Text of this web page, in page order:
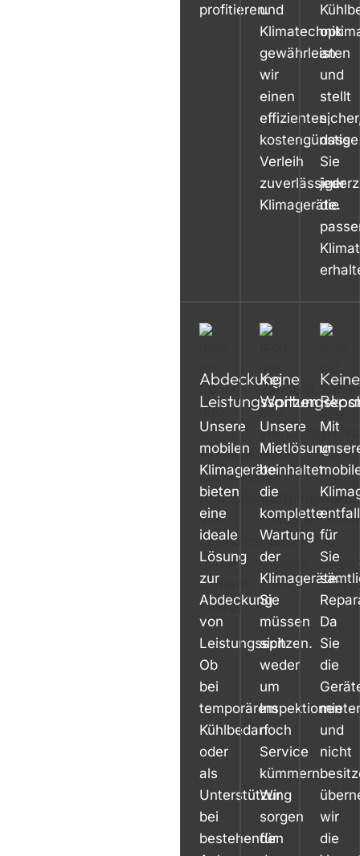
profitieren.und
Klimatechnik
gewährleisten
wir
einen
effizienten,
Verleih
zuverlässiger
Klimageräte.
an
und
stellt
dass
Sie
die
Abdeckung
Leistungsspitzen
Unsere
mobilen
Klimageräte
bieten
eine
ideale
Lösung
zur
Abdeckung
von
Leistungsspitzen.
Ob
bei
temporärem
Kühlbedarf
oder
als
Unterstützung
bei
bestehenden
Keine
Unsere
Mietlösung
beinhaltet
die
komplette
Wartung
der
Klimageräte.
Sie
müssen
sich
weder
um
Inspektionen
noch
Service
kümmern.
Wir
sorgen
für
Keine
Mit
für
Sie
Da
Sie
die
und
nicht
wir
die